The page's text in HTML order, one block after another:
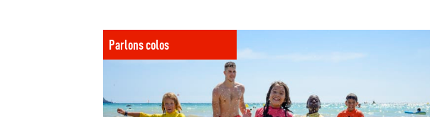
3 conseils pour des baignades en toute sécurité
Parlons colos